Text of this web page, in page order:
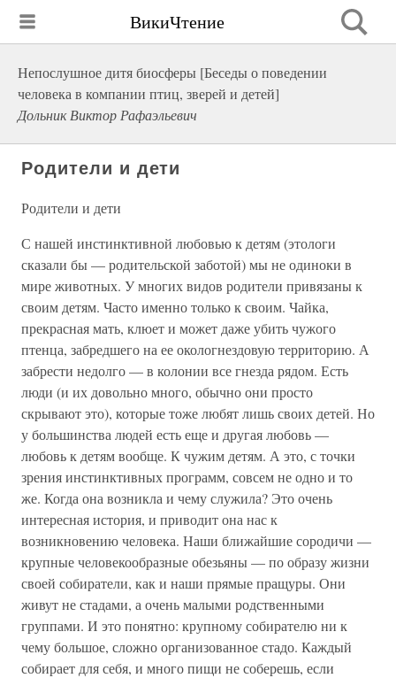
ВикиЧтение
Непослушное дитя биосферы [Беседы о поведении
человека в компании птиц, зверей и детей]
Дольник Виктор Рафаэльевич
Родители и дети
Родители и дети
С нашей инстинктивной любовью к детям (этологи
сказали бы — родительской заботой) мы не одиноки в
мире животных. У многих видов родители привязаны к
своим детям. Часто именно только к своим. Чайка,
прекрасная мать, клюет и может даже убить чужого
птенца, забредшего на ее окологнездовую территорию. А
забрести недолго — в колонии все гнезда рядом. Есть
люди (и их довольно много, обычно они просто
скрывают это), которые тоже любят лишь своих детей. Но
у большинства людей есть еще и другая любовь —
любовь к детям вообще. К чужим детям. А это, с точки
зрения инстинктивных программ, совсем не одно и то
же. Когда она возникла и чему служила? Это очень
интересная история, и приводит она нас к
возникновению человека. Наши ближайшие сородичи —
крупные человекообразные обезьяны — по образу жизни
своей собиратели, как и наши прямые пращуры. Они
живут не стадами, а очень малыми родственными
группами. И это понятно: крупному собирателю ни к
чему большое, сложно организованное стадо. Каждый
собирает для себя, и много пищи не соберешь, если